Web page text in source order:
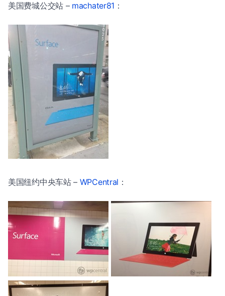
美国费城公交站 – machater81 ：
美国纽约中央车站 – WPCentral ：